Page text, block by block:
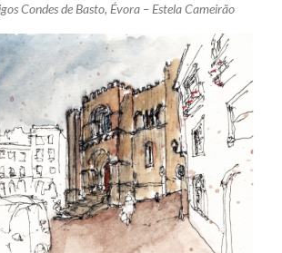
Condes de Basto, Évora – Estela Cameirão